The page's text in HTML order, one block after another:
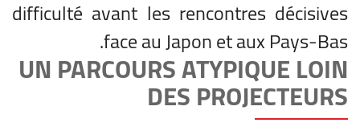
difficulté avant les rencontres décisives
face au Japon et aux Pays-Bas.
UN PARCOURS ATYPIQUE LOIN
DES PROJECTEURS